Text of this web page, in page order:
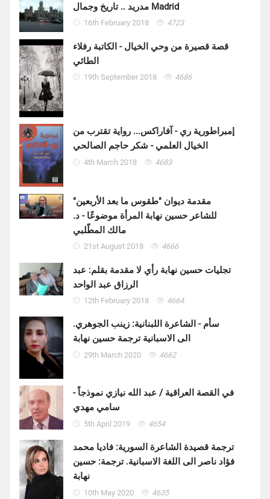
مدريد .. تاريخ وجمال Madrid
16th February 2018 4723
قصة قصيرة من وحي الخيال - الكاتبة رفلاء
الطائي
19th September 2018 4686
إمبراطورية ري - آفاراكس... رواية تقترب من
الخيال العلمي - شكر حاجم الصالحي
4th March 2018 4683
مقدمة ديوان "طقوس ما بعد الأربعين"
للشاعر حسين نهابة المرأة موضوعًا - د.
مالك المطّلبي
21st August 2018 4666
تجليات حسين نهابة رأي لا مقدمة بقلم: عبد
الرزاق عبد الواحد
12th February 2018 4664
سأم - الشاعرة اللبنانية: زينب الجوهري.
الى الاسبانية ترجمة حسين نهابة
29th March 2020 4662
في القصة العراقية / عبد الله نيازي نموذجاً -
سامي مهدي
5th April 2019 4654
ترجمة قصيدة الشاعرة السورية: فاديا محمد
فؤاد ناصر الى اللغة الاسبانية. ترجمة: حسين
نهابة
10th May 2020 4635